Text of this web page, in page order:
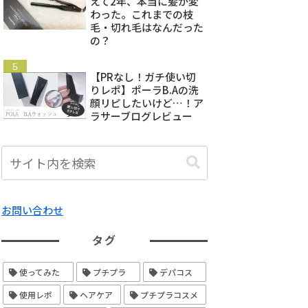
わった。これまでの枝
毛・切れ毛はなんだった
の？
【PRなし！ガチ使い切
りレポ】ポーラB.Aの洗
顔リピしたいけど…！ア
ラサーブログレビュー
お問い合わせ
タグ
使ってみた プチプラ
デパコス
使用レポ
ヘアケア プチプラコスメ